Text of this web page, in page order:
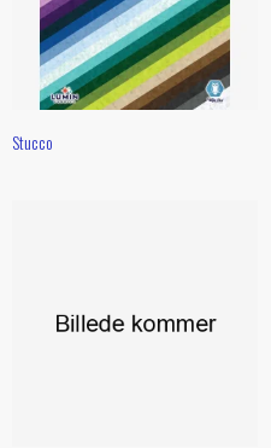
Stucco